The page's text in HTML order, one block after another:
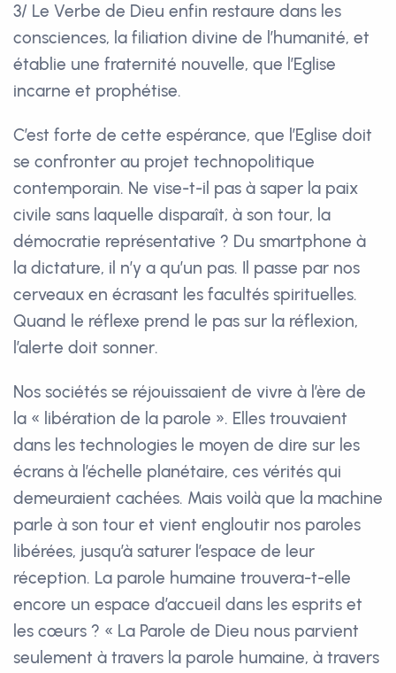
3/ Le Verbe de Dieu enfin restaure dans les
consciences, la filiation divine de l’humanité, et
établie une fraternité nouvelle, que l’Eglise
incarne et prophétise.
C’est forte de cette espérance, que l’Eglise doit
se confronter au projet technopolitique
contemporain. Ne vise-t-il pas à saper la paix
civile sans laquelle disparaît, à son tour, la
démocratie représentative ? Du smartphone à
la dictature, il n’y a qu’un pas. Il passe par nos
cerveaux en écrasant les facultés spirituelles.
Quand le réflexe prend le pas sur la réflexion,
l’alerte doit sonner.
Nos sociétés se réjouissaient de vivre à l’ère de
la « libération de la parole ». Elles trouvaient
dans les technologies le moyen de dire sur les
écrans à l’échelle planétaire, ces vérités qui
demeuraient cachées. Mais voilà que la machine
parle à son tour et vient engloutir nos paroles
libérées, jusqu’à saturer l’espace de leur
réception. La parole humaine trouvera-t-elle
encore un espace d’accueil dans les esprits et
les cœurs ? « La Parole de Dieu nous parvient
seulement à travers la parole humaine, à travers